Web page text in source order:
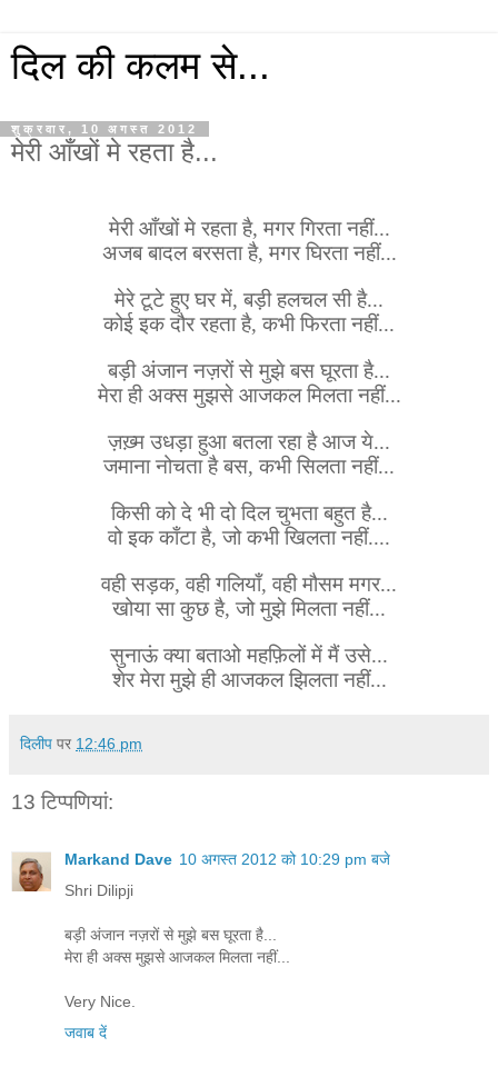
दिल की कलम से...
शुक्रवार, 10 अगस्त 2012
मेरी आँखों मे रहता है...
मेरी आँखों मे रहता है, मगर गिरता नहीं...
अजब बादल बरसता है, मगर घिरता नहीं...
मेरे टूटे हुए घर में, बड़ी हलचल सी है...
कोई इक दौर रहता है, कभी फिरता नहीं...
बड़ी अंजान नज़रों से मुझे बस घूरता है...
मेरा ही अक्स मुझसे आजकल मिलता नहीं...
ज़ख़्म उधड़ा हुआ बतला रहा है आज ये...
जमाना नोचता है बस, कभी सिलता नहीं...
किसी को दे भी दो दिल चुभता बहुत है...
वो इक काँटा है, जो कभी खिलता नहीं....
वही सड़क, वही गलियाँ, वही मौसम मगर...
खोया सा कुछ है, जो मुझे मिलता नहीं...
सुनाऊं क्या बताओ महफ़िलों में मैं उसे...
शेर मेरा मुझे ही आजकल झिलता नहीं...
दिलीप पर 12:46 pm
13 टिप्‍पणियां:
Markand Dave 10 अगस्त 2012 को 10:29 pm बजे
Shri Dilipji
बड़ी अंजान नज़रों से मुझे बस घूरता है...
मेरा ही अक्स मुझसे आजकल मिलता नहीं...
Very Nice.
जवाब दें